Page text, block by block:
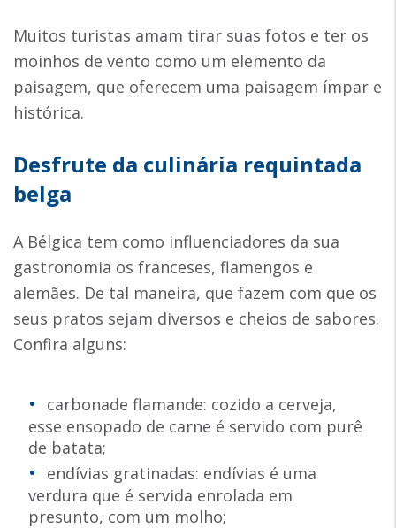
Muitos turistas amam tirar suas fotos e ter os
moinhos de vento como um elemento da
paisagem, que oferecem uma paisagem ímpar e
histórica.
Desfrute da culinária requintada
belga
A Bélgica tem como influenciadores da sua
gastronomia os franceses, flamengos e
alemães. De tal maneira, que fazem com que os
seus pratos sejam diversos e cheios de sabores.
Confira alguns:
carbonade flamande: cozido a cerveja,
esse ensopado de carne é servido com purê
de batata;
endívias gratinadas: endívias é uma
verdura que é servida enrolada em
presunto, com um molho;